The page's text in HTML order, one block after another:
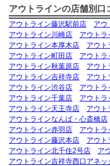
アウトラインの店舗別口
アウトライン藤沢駅前店
アウ
アウトライン川崎店
アウトラ
アウトライン本厚木店
アウト
アウトライン町田店
アウトラ
アウトライン秋葉原店
アウト
アウトライン吉祥寺店
アウト
アウトライン渋谷店
アウトラ
アウトライン千葉店
アウトラ
アウトライン天王寺店
アウト
アウトラインなんば・心斎橋店
アウトライン赤羽店
アウトラ
アウトライン藤沢本店
アウト
アウトライン北千住2号店
ア
アウトライン吉祥寺西口アネッ